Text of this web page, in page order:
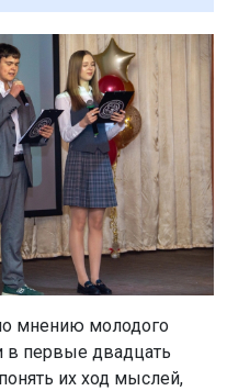
мнению молодого
в первые двадцать
их ход мыслей,